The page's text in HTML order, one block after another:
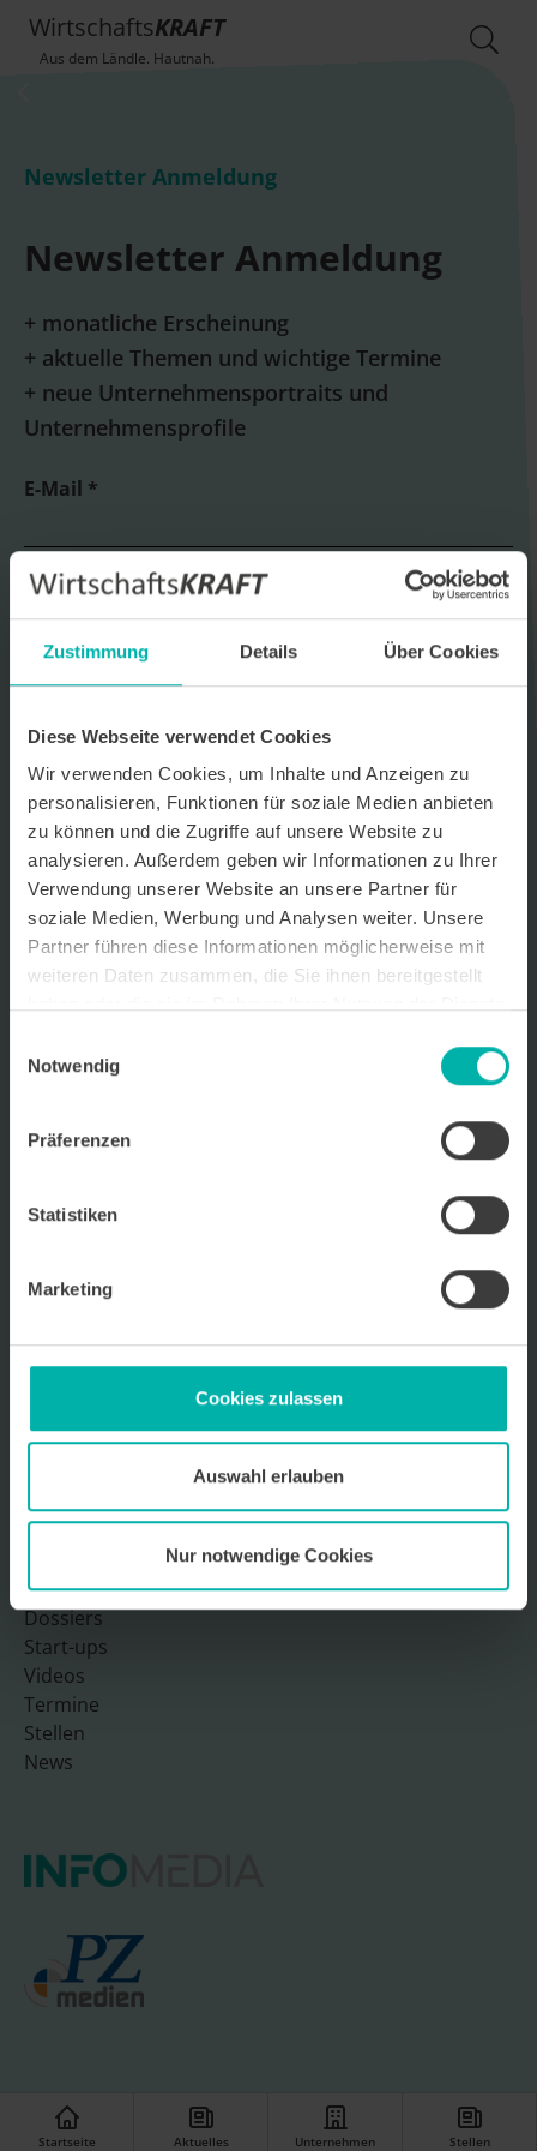
Zustimmung Details Über Cookies
Diese Webseite verwendet Cookies
Wir verwenden Cookies, um Inhalte und Anzeigen zu
personalisieren, Funktionen für soziale Medien anbieten
zu können und die Zugriffe auf unsere Website zu
analysieren. Außerdem geben wir Informationen zu Ihrer
Verwendung unserer Website an unsere Partner für
soziale Medien, Werbung und Analysen weiter. Unsere
Partner führen diese Informationen möglicherweise mit
weiteren Daten zusammen, die Sie ihnen bereitgestellt
Notwendig
Präferenzen
Statistiken
Marketing
Cookies zulassen
Auswahl erlauben
Nur notwendige Cookies
WirtschaftsKRAFT
Aus dem Ländle. Hautnah.
Startseite Aktuelles Unternehmen Stellen
Newsletter Anmeldung
Newsletter Anmeldung
+ monatliche Erscheinung
+ aktuelle Themen und wichtige Termine
+ neue Unternehmensportraits und
Unternehmensprofile
E-Mail *
Datenverarbeitungshinweis*
erhalte. Um die Inhalte des Newsletters besser auf meine
begleitende Werbeinformationen zu Produkten und
Einwilligung jederzeit kostenfrei für die Zukunft durch den in jedem
Newsletter enthaltenen Abmeldelink oder per E-Mail an info@info-
pforzheim.de widerrufen. Meine E-Mail-Adresse wird ausschließlich
zur Zustellung des Newsletters genutzt. Detaillierte Informationen
zum Umgang mit Ihren Daten und der von uns eingesetzten
Newsletter-Software Cleverreach finden Sie in unserer
Datenschutzerklärung.
Wir über uns
Ansprechpartner
Datenschutz
Startseite
Kooperationspartner
Dossiers
Start-ups
Videos
Termine
Stellen
News
© INFO-UNIT08 GmbH